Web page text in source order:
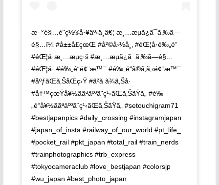
æ–°é§…è¨­ç½®å·¥äº‹ä¸­â€¦ æ¸…æµã¿ã¯ã‚‰ã—
é§…ï¼ #å±±å£çœŒ #å²©å›½å¸‚ #éŒ¦å·é‰„é“
#éŒ¦å·æ¸…æµç·š #æ¸…æµã¿ã¯ã‚‰ã—é§…
#éŒ¦å· #é‰„é“é¢¨æ™¯ #é‰„é“ã®ã‚ã‚‹é¢¨æ™¯
#åºƒãŒã‚ŠåŒç›Ÿ #ã²ã ã¾ã‚Šå·
#å†™çœŸå¥½ããªäººã¨ç¹‹ãŒã‚ŠãŸã„ #é‰
„é“å¥½ããªäººã¨ç¹‹ãŒã‚ŠãŸã„ #setouchigram71
#bestjapanpics #daily_crossing #instagramjapan
#japan_of_insta #railway_of_our_world #pt_life_
#pocket_rail #pkt_japan #total_rail #train_nerds
#trainphotographics #trb_express
#tokyocameraclub #love_bestjapan #colorsjp
#wu_japan #best_photo_japan